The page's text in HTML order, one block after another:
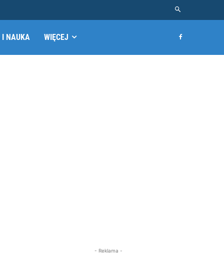
I NAUKA WIĘCEJ
- Reklama -